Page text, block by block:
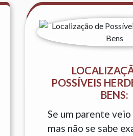
POSSÍVEIS
BENS:
Se um parente
mas não se sabe